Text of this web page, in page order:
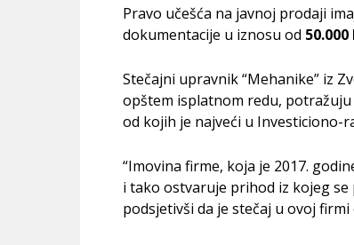
Pravo učešća na javnoj prodaji
dokumentacije u iznosu od 50.000
Stečajni upravnik “Mehanike” iz
opštem isplatnom redu, potražuju
od kojih je najveći u Investiciono-
“Imovina firme, koja je 2017.
i tako ostvaruje prihod iz kojeg
podsjetivši da je stečaj u ovoj